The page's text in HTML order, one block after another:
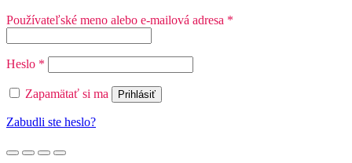
Používateľské meno alebo e-mailová adresa *
Heslo *
Zapamätať si ma Prihlásiť
Zabudli ste heslo?